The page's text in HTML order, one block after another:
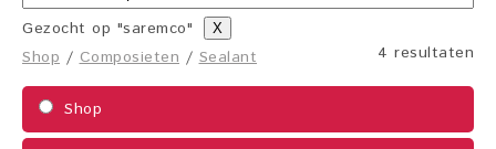
Gezocht op "saremco" X
4 resultaten
Shop /Composieten /Sealant
Shop